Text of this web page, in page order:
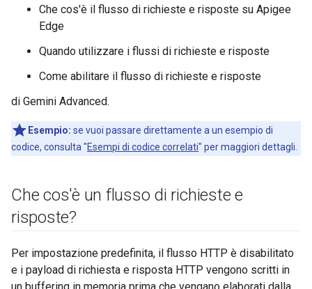
Che cos'è il flusso di richieste e risposte su Apigee
Edge
Quando utilizzare i flussi di richieste e risposte
Come abilitare il flusso di richieste e risposte
di Gemini Advanced.
Esempio: se vuoi passare direttamente a un esempio di
codice, consulta "Esempi di codice correlati" per maggiori dettagli.
Che cos'è un flusso di richieste e
risposte?
Per impostazione predefinita, il flusso HTTP è disabilitato
e i payload di richiesta e risposta HTTP vengono scritti in